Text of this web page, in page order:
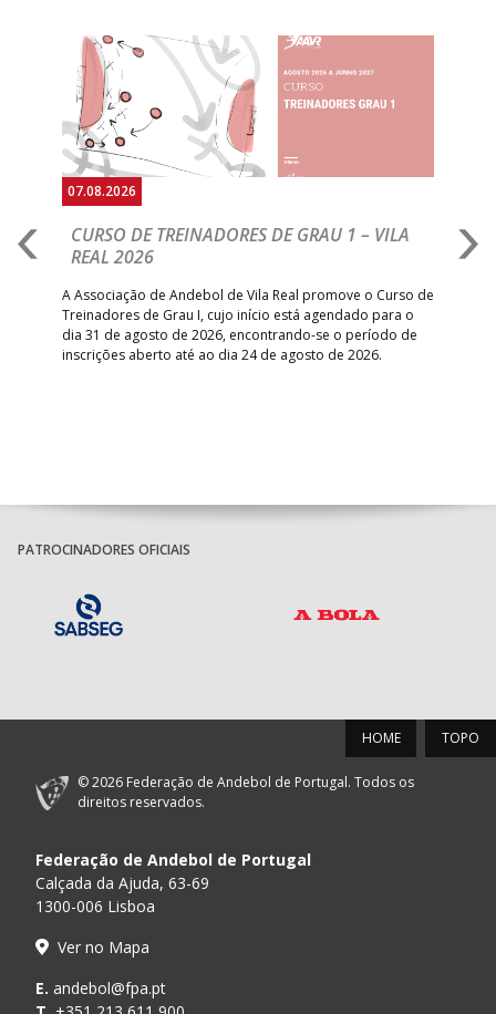
07.08.2026
CURSO DE TREINADORES DE GRAU 1 – VILA
REAL 2026
A Associação de Andebol de Vila Real promove o Curso de
Treinadores de Grau I, cujo início está agendado para o
dia 31 de agosto de 2026, encontrando-se o período de
inscrições aberto até ao dia 24 de agosto de 2026.
Anterior
PATROCINADORES OFICIAIS
TOPO
HOME
© 2026 Federação de Andebol de Portugal. Todos os
direitos reservados.
Federação de Andebol de Portugal
Calçada da Ajuda, 63-69
1300-006 Lisboa
Ver no Mapa
E. andebol@fpa.pt